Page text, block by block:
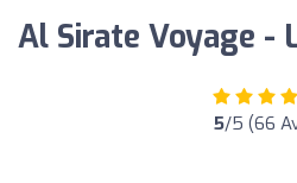
Al Sirate Voyage -
5/5 (66